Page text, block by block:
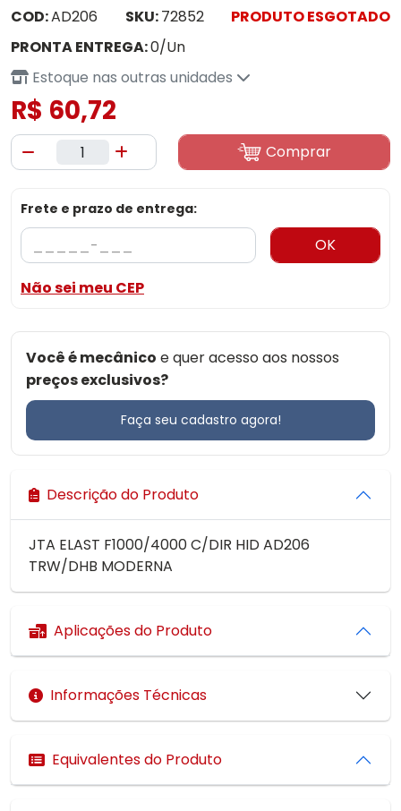
COD:AD206 SKU:72852
PRODUTO ESGOTADO
PRONTA ENTREGA:0/Un
Estoque nas outras unidades
R$ 60,72
Comprar
Frete e prazo de entrega:
OK
Não sei meu CEP
Você é mecânico e quer acesso aos nossos
preços exclusivos?
Faça seu cadastro agora!
Descrição do Produto
JTA ELAST F1000/4000 C/DIR HID AD206
TRW/DHB MODERNA
Aplicações do Produto
Informações Técnicas
Equivalentes do Produto